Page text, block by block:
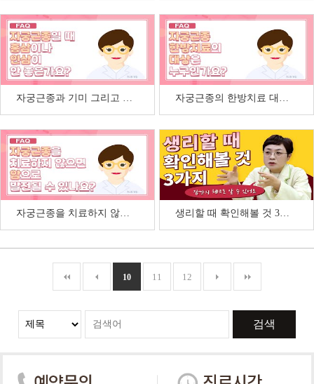
자궁근종과 기미 그리고 자궁근종과 홍삼에 관한 질문 자궁근종의 한방치료 대상 그리고 한방치료 원리
자궁근종을 치료하지 않으면 암이 되나요? 생리할 때 확인해볼 것 3가지
10 11 12
검색